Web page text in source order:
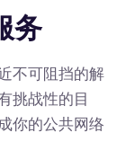
务
不可阻挡的解
挑战性的目
你的公共网络